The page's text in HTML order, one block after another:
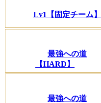
Lv1【固定チーム】
最強への道
【HARD】
最強への道